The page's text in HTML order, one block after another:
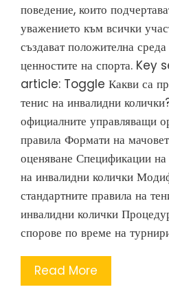
поведение, които
уважението към всички
създават положителна
ценностите на спорта.
article: Toggle Какви са
тенис на инвалидни
официалните управляващи
правила Формати на
оценяване Спецификации на
на инвалидни колички
стандартните правила на
инвалидни колички
спорове по време на
Read More